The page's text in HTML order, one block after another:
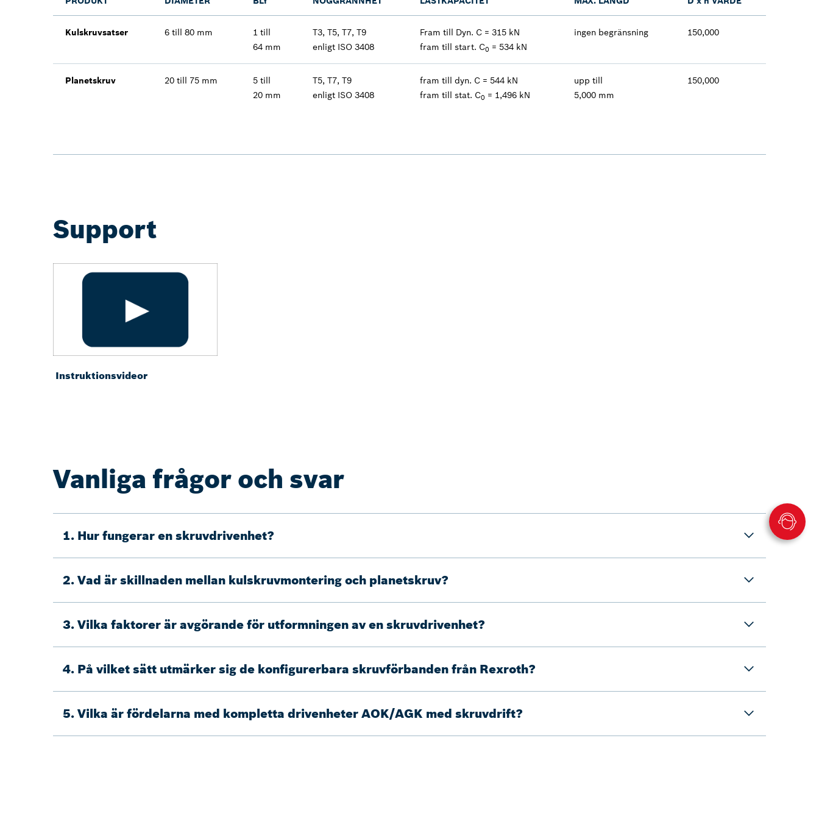
Kulskruvsatser 6 till 80 mm
1 till
64 mm
T3, T5, T7, T9
enligt ISO 3408
Fram till Dyn. C = 315 kN
fram till start. C0 = 534 kN
ingen begränsning 150,000
Planetskruv 20 till 75 mm
5 till
20 mm
T5, T7, T9
enligt ISO 3408
fram till dyn. C = 544 kN
fram till stat. C0 = 1,496 kN
upp till
5,000 mm
150,000
Support
Instruktionsvideor
Vanliga frågor och svar
1. Hur fungerar en skruvdrivenhet?
2. Vad är skillnaden mellan kulskruvmontering och planetskruv?
3. Vilka faktorer är avgörande för utformningen av en skruvdrivenhet?
4. På vilket sätt utmärker sig de konfigurerbara skruvförbanden från Rexroth?
5. Vilka är fördelarna med kompletta drivenheter AOK/AGK med skruvdrift?